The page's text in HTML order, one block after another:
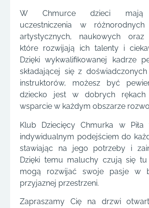
W Chmurce dzieci mają
uczestniczenia w różnorodnych
artystycznych, naukowych oraz
które rozwijają ich talenty i
Dzięki wykwalifikowanej kadrze
składającej się z
instruktorów, możesz być
dziecko jest w dobrych
wsparcie w każdym obszarze
Klub Dziecięcy Chmurka w Piła
indywidualnym podejściem do
stawiając na jego potrzeby i
Dzięki temu maluchy czują się
mogą rozwijać swoje pasje w
przyjaznej przestrzeni.
Zapraszamy Cię na drzwi